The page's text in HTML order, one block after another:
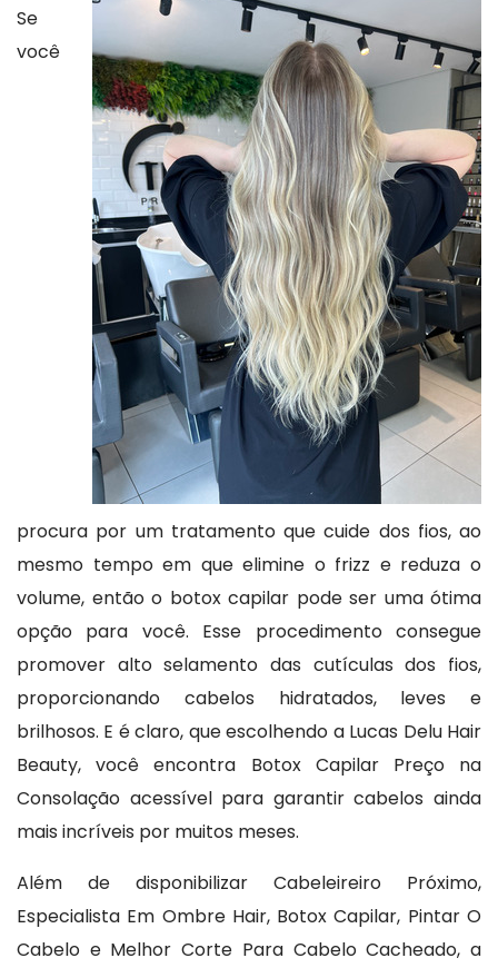
Se
você
procura por um tratamento que cuide dos fios, ao
mesmo tempo em que elimine o frizz e reduza o
volume, então o botox capilar pode ser uma ótima
opção para você. Esse procedimento consegue
promover alto selamento das cutículas dos fios,
proporcionando cabelos hidratados, leves e
brilhosos. E é claro, que escolhendo a Lucas Delu Hair
Beauty, você encontra Botox Capilar Preço na
Consolação acessível para garantir cabelos ainda
mais incríveis por muitos meses.
Além de disponibilizar Cabeleireiro Próximo,
Especialista Em Ombre Hair, Botox Capilar, Pintar O
Cabelo e Melhor Corte Para Cabelo Cacheado, a